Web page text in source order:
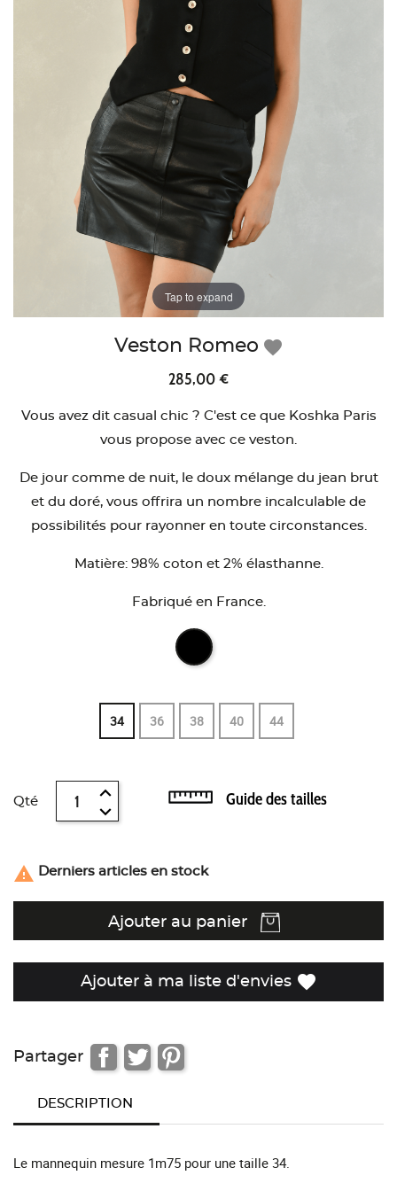
Tap to expand
Veston Romeo favorite
285,00 €
Vous avez dit casual chic ? C'est ce que Koshka Paris
vous propose avec ce veston.
De jour comme de nuit, le doux mélange du jean brut
et du doré, vous offrira un nombre incalculable de
possibilités pour rayonner en toute circonstances.
Matière: 98% coton et 2% élasthanne.
Fabriqué en France.
34 36 38 40 44
Qté Guide des tailles
 Derniers articles en stock
Ajouter au panier
Ajouter à ma liste d'envies favorite
Partager
DESCRIPTION
Le mannequin mesure 1m75 pour une taille 34.